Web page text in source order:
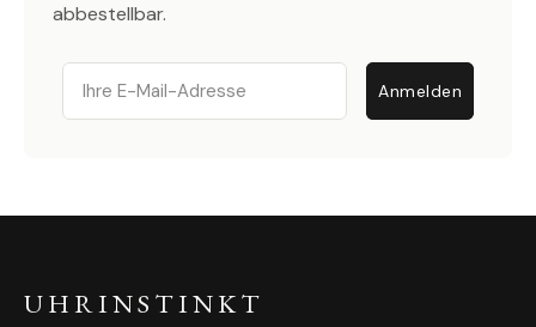
abbestellbar.
Email
Anmelden
UHRINSTINKT